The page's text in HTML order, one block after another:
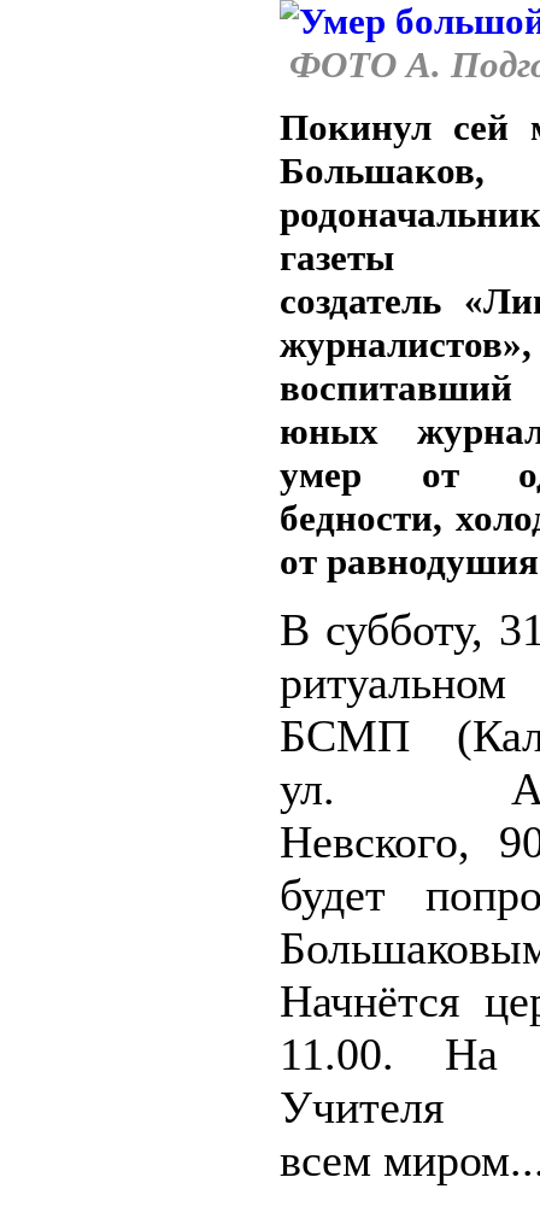
ФОТО А.
Покинул сей
Большаков,
газеты
создатель
журналистов»,
юных
умер от
бедности,
от
В субботу,
БСМП
ул.
Невского,
будет
Начнётся
11.00. На
Учителя
всем